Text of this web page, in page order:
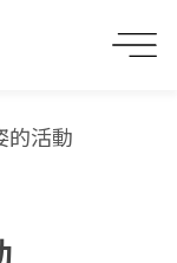
的活動